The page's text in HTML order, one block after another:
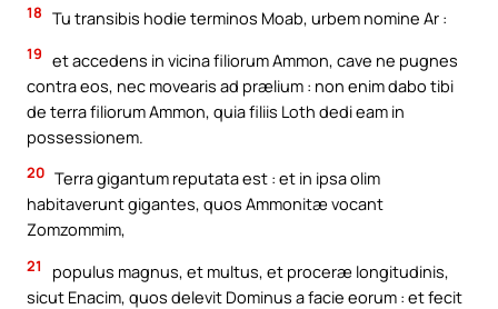
18 Tu transibis hodie terminos Moab, urbem nomine Ar :
19 et accedens in vicina filiorum Ammon, cave ne pugnes
contra eos, nec movearis ad prælium : non enim dabo tibi
de terra filiorum Ammon, quia filiis Loth dedi eam in
possessionem.
20 Terra gigantum reputata est : et in ipsa olim
habitaverunt gigantes, quos Ammonitæ vocant
Zomzommim,
21
populus magnus, et multus, et proceræ longitudinis,
sicut Enacim, quos delevit Dominus a facie eorum : et fecit